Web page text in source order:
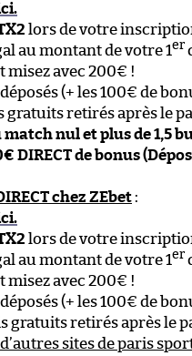
lors de votre
au montant de votre 1er
misez avec 200€ !
(+ les 100€ de
gratuits retirés après le
nul et plus de 1,5
DIRECT de bonus
chez ZEbet :
lors de votre
au montant de votre 1er
misez avec 200€ !
(+ les 100€ de
gratuits retirés après le
sites de paris